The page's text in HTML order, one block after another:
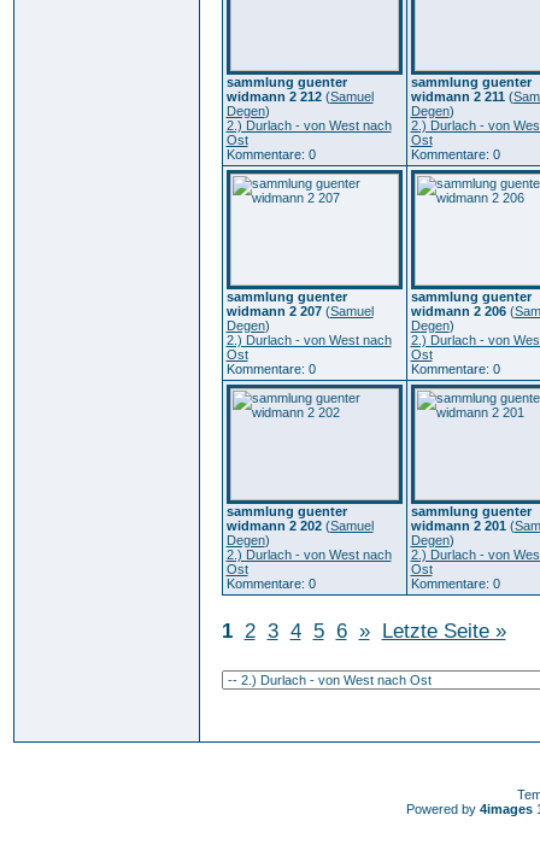
sammlung guenter
widmann 2 212(Samuel
Degen)
2.) Durlach - von West nach
Ost
Kommentare: 0
sammlung guenter
widmann 2 211(
Degen)
2.) Durlach - von
Ost
Kommentare: 0
sammlung guenter
widmann 2 207(Samuel
Degen)
2.) Durlach - von West nach
Ost
Kommentare: 0
sammlung guenter
widmann 2 206(
Degen)
2.) Durlach - von
Ost
Kommentare: 0
sammlung guenter
widmann 2 202(Samuel
Degen)
2.) Durlach - von West nach
Ost
Kommentare: 0
sammlung guenter
widmann 2 201(
Degen)
2.) Durlach - von
Ost
Kommentare: 0
1 2 3 4 5 6 » Letzte Seite »
Powered by 4images